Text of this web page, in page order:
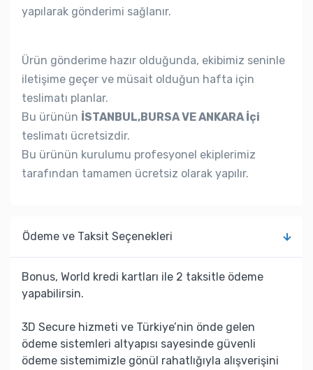
yapılarak gönderimi sağlanır.
Ürün gönderime hazır olduğunda, ekibimiz seninle
iletişime geçer ve müsait olduğun hafta için
teslimatı planlar.
Bu ürünün İSTANBUL,BURSA VE ANKARA İçi
teslimatı ücretsizdir.
Bu ürünün kurulumu profesyonel ekiplerimiz
tarafından tamamen ücretsiz olarak yapılır.
Ödeme ve Taksit Seçenekleri
Bonus, World kredi kartları ile 2 taksitle ödeme
yapabilirsin.
3D Secure hizmeti ve Türkiye’nin önde gelen
ödeme sistemleri altyapısı sayesinde güvenli
ödeme sistemimizle gönül rahatlığıyla alışverişini